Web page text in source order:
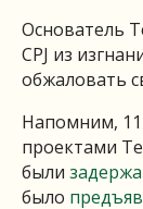
Основатель
CPJ из
обжаловать
Напомним, 11
проектами
были
было